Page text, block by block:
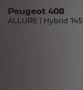
Peugeot 408
ALLURE | Hybrid 145